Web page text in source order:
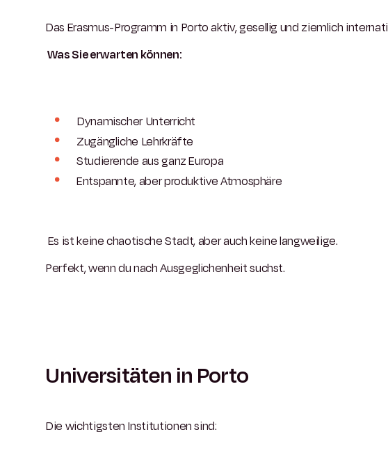
Das Erasmus-Programm in Porto aktiv, gesellig und ziemlich
Was Sie erwarten können:
Dynamischer Unterricht
Zugängliche Lehrkräfte
Studierende aus ganz Europa
Entspannte, aber produktive Atmosphäre
Es ist keine chaotische Stadt, aber auch keine langweilige.
Perfekt, wenn du nach Ausgeglichenheit suchst.
Universitäten in Porto
Die wichtigsten Institutionen sind: